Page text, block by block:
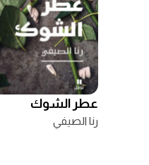
عطر الشوك
رنا الصيفي